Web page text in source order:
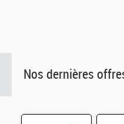
Nos dernières